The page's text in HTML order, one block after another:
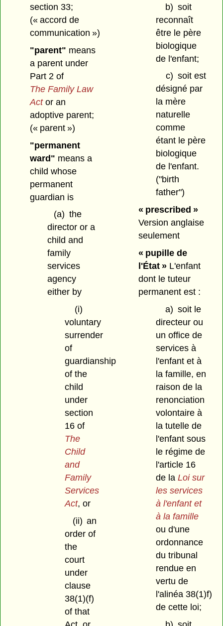
section 33;
(« accord de
communication »)
"parent" means
a parent under
Part 2 of
The Family Law
Act or an
adoptive parent;
(« parent »)
"permanent
ward" means a
child whose
permanent
guardian is
(a) the
director or a
child and
family
services
agency
either by
(i)
voluntary
surrender
of
guardianship
of the
child
under
section
16 of
The
Child
and
Family
Services
Act, or
(ii) an
order of
the
court
under
clause
38(1)(f)
of that
b) soit
reconnaît
être le père
biologique
de l'enfant;
c) soit est
désigné par
la mère
naturelle
comme
étant le père
biologique
de l'enfant.
("birth
father")
« prescribed »
Version anglaise
seulement
« pupille de
l'État »L'enfant
dont le tuteur
permanent est :
a) soit le
directeur ou
un office de
services à
l'enfant et à
la famille, en
raison de la
renonciation
volontaire à
la tutelle de
l'enfant sous
le régime de
l'article 16
de la Loi sur
les services
à l'enfant et
à la famille
ou d'une
ordonnance
du tribunal
rendue en
vertu de
l'alinéa 38(1)f)
de cette loi;